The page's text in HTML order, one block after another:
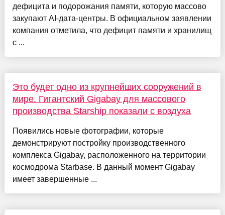
дефицита и подорожания памяти, которую массово
закупают AI-дата-центры. В официальном заявлении
компания отметила, что дефицит памяти и хранилищ
с ...
Это будет одно из крупнейших сооружений в
мире. Гигантский Gigabay для массового
производства Starship показали с воздуха
Появились новые фотографии, которые
демонстрируют постройку производственного
комплекса Gigabay, расположенного на территории
космодрома Starbase. В данный момент Gigabay
имеет завершенные ...